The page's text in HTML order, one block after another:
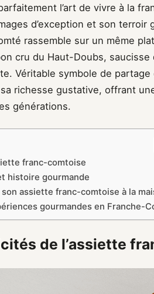
l’art de vivre à la
d’exception et son terroir
rassemble sur un même
cru du Haut-Doubs,
Véritable symbole de
richesse gustative, offrant
générations.
franc-comtoise
histoire gourmande
assiette franc-comtoise à la
gourmandes en Franche-
de l’assiette